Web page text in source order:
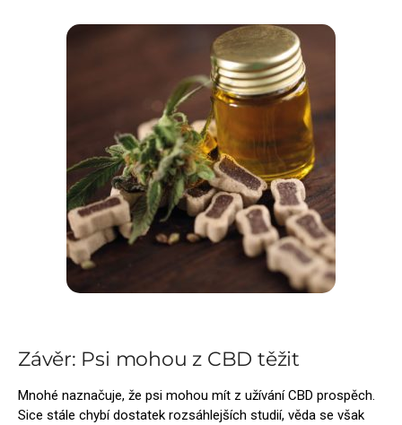
Závěr: Psi mohou z CBD těžit
Mnohé naznačuje, že psi mohou mít z užívání CBD prospěch.
Sice stále chybí dostatek rozsáhlejších studií, věda se však